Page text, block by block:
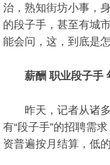
治，熟知街坊小事，
的段子手，甚至有城
能会问，这，到底是
薪酬 职业段子手
昨天，记者从诸多
有“段子手”的招聘需
资普遍按月结算，低